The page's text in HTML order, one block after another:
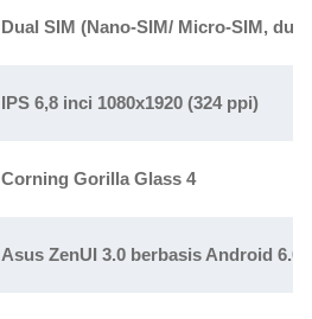
Dual SIM (Nano-SIM/ Micro-SIM,
IPS 6,8 inci 1080x1920 (324 ppi)
Corning Gorilla Glass 4
Asus ZenUI 3.0 berbasis Android